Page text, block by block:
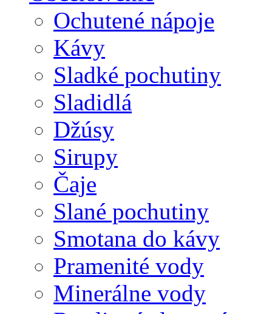
Ochutené nápoje
Kávy
Sladké pochutiny
Sladidlá
Džúsy
Sirupy
Čaje
Slané pochutiny
Smotana do kávy
Pramenité vody
Minerálne vody